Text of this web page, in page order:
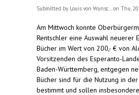
Submitted by Louis von Wunsc... on Thu,
Am Mittwoch konnte
Rentschler eine Auswahl neuerer
Bücher im Wert von 200,- € von
Vorsitzenden des Esperanto-
Baden-Württemberg, entgegen
Bücher sind für die Nutzung in
bestimmt und sollen